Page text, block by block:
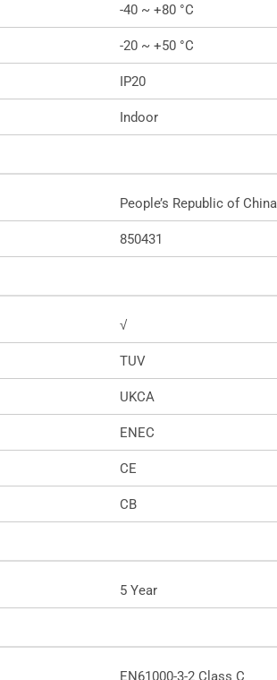
-40 ~ +80 °C
-20 ~ +50 °C
IP20
Indoor
People’s Republic of China
850431
√
TUV
UKCA
ENEC
CE
CB
5 Year
EN61000-3-2 Class C